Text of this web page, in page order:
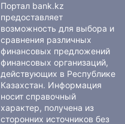
Портал bank.kz
предоставляет
возможность для выбора и
сравнения различных
финансовых предложений
финансовых организаций,
действующих в Республике
Казахстан. Информация
носит справочный
характер, получена из
сторонних источников без